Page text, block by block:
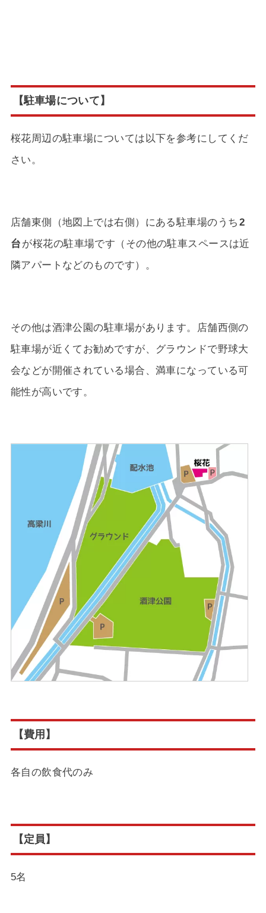
【駐車場について】
桜花周辺の駐車場については以下を参考にしてくだ
さい。
店舗東側（地図上では右側）にある駐車場のうち 2
台 が桜花の駐車場です（その他の駐車スペースは近
隣アパートなどのものです）。
その他は酒津公園の駐車場があります。店舗西側の
駐車場が近くてお勧めですが、グラウンドで野球大
会などが開催されている場合、満車になっている可
能性が高いです。
【費用】
各自の飲食代のみ
【定員】
5名